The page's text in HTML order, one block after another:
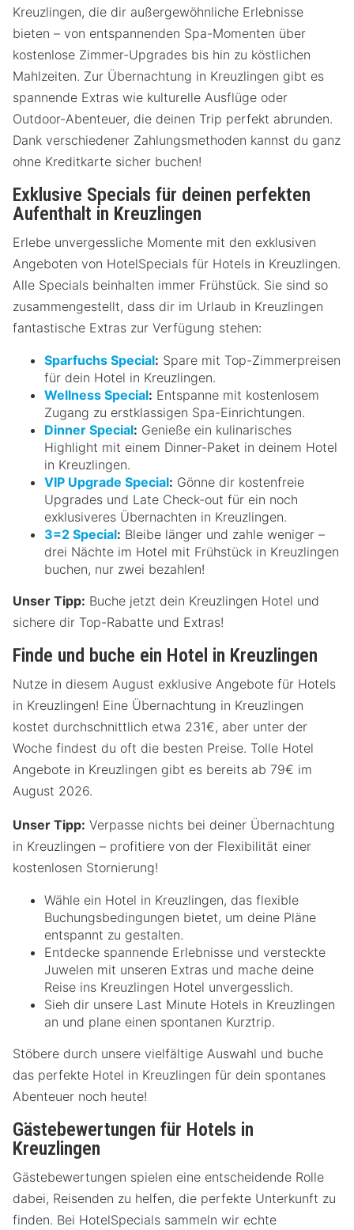
Kreuzlingen, die dir außergewöhnliche Erlebnisse
bieten – von entspannenden Spa-Momenten über
kostenlose Zimmer-Upgrades bis hin zu köstlichen
Mahlzeiten. Zur Übernachtung in Kreuzlingen gibt es
spannende Extras wie kulturelle Ausflüge oder
Outdoor-Abenteuer, die deinen Trip perfekt abrunden.
Dank verschiedener Zahlungsmethoden kannst du ganz
ohne Kreditkarte sicher buchen!
Exklusive Specials für deinen perfekten
Aufenthalt in Kreuzlingen
Erlebe unvergessliche Momente mit den exklusiven
Angeboten von HotelSpecials für Hotels in Kreuzlingen.
Alle Specials beinhalten immer Frühstück. Sie sind so
zusammengestellt, dass dir im Urlaub in Kreuzlingen
fantastische Extras zur Verfügung stehen:
Sparfuchs Special: Spare mit Top-Zimmerpreisen
für dein Hotel in Kreuzlingen.
Wellness Special: Entspanne mit kostenlosem
Zugang zu erstklassigen Spa-Einrichtungen.
Dinner Special: Genieße ein kulinarisches
Highlight mit einem Dinner-Paket in deinem Hotel
in Kreuzlingen.
VIP Upgrade Special: Gönne dir kostenfreie
Upgrades und Late Check-out für ein noch
exklusiveres Übernachten in Kreuzlingen.
3=2 Special: Bleibe länger und zahle weniger –
drei Nächte im Hotel mit Frühstück in Kreuzlingen
buchen, nur zwei bezahlen!
Unser Tipp: Buche jetzt dein Kreuzlingen Hotel und
sichere dir Top-Rabatte und Extras!
Finde und buche ein Hotel in Kreuzlingen
Nutze in diesem August exklusive Angebote für Hotels
in Kreuzlingen! Eine Übernachtung in Kreuzlingen
kostet durchschnittlich etwa 231€, aber unter der
Woche findest du oft die besten Preise. Tolle Hotel
Angebote in Kreuzlingen gibt es bereits ab 79€ im
August 2026.
Unser Tipp: Verpasse nichts bei deiner Übernachtung
in Kreuzlingen – profitiere von der Flexibilität einer
kostenlosen Stornierung!
Wähle ein Hotel in Kreuzlingen, das flexible
Buchungsbedingungen bietet, um deine Pläne
entspannt zu gestalten.
Entdecke spannende Erlebnisse und versteckte
Juwelen mit unseren Extras und mache deine
Reise ins Kreuzlingen Hotel unvergesslich.
Sieh dir unsere Last Minute Hotels in Kreuzlingen
an und plane einen spontanen Kurztrip.
Stöbere durch unsere vielfältige Auswahl und buche
das perfekte Hotel in Kreuzlingen für dein spontanes
Abenteuer noch heute!
Gästebewertungen für Hotels in
Kreuzlingen
Gästebewertungen spielen eine entscheidende Rolle
dabei, Reisenden zu helfen, die perfekte Unterkunft zu
finden. Bei HotelSpecials sammeln wir echte